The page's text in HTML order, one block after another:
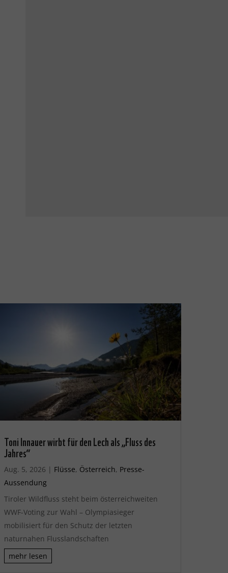
Toni Innauer wirbt für den Lech als „Fluss des
Jahres“
Aug. 5, 2026 | Flüsse, Österreich, Presse-
Aussendung
Tiroler Wildfluss steht beim österreichweiten
WWF-Voting zur Wahl – Olympiasieger
mobilisiert für den Schutz der letzten
naturnahen Flusslandschaften
mehr lesen